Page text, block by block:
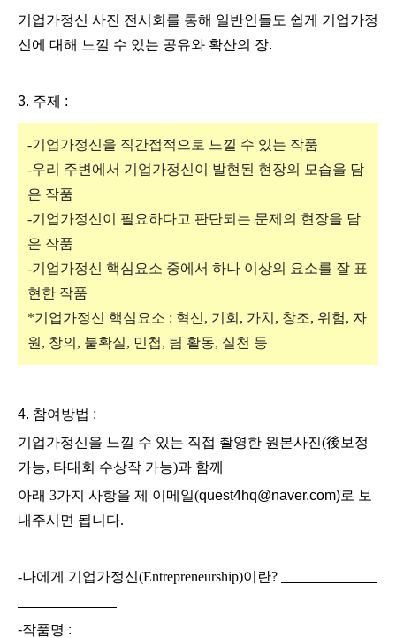
기업가정신 사진 전시회를 통해 일반인들도 쉽게 기업가정
신에 대해 느낄 수 있는 공유와 확산의 장.
3. 주제 :
-기업가정신을 직간접적으로 느낄 수 있는 작품
-우리 주변에서 기업가정신이 발현된 현장의 모습을 담
은 작품
-기업가정신이 필요하다고 판단되는 문제의 현장을 담
은 작품
-기업가정신 핵심요소 중에서 하나 이상의 요소를 잘 표
현한 작품
*기업가정신 핵심요소 : 혁신, 기회, 가치, 창조, 위험, 자
원, 창의, 불확실, 민첩, 팀 활동, 실천 등
4. 참여방법 :
기업가정신을 느낄 수 있는 직접 촬영한 원본사진(後보정
가능, 타대회 수상작 가능)과 함께
아래 3가지 사항을 제 이메일(quest4hq@naver.com)로 보
내주시면 됩니다.
-나에게 기업가정신(Entrepreneurship)이란?
-작품명 :